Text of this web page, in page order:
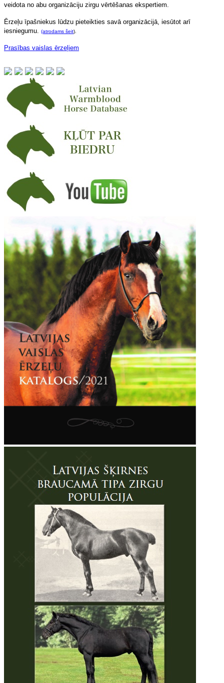
veidota no abu organizāciju zirgu vērtēšanas ekspertiem.
Ērzeļu īpašniekus lūdzu pieteikties savā organizācijā, iesūtot arī
iesniegumu.
(atrodams šeit).
Prasības vaislas ērzeļiem